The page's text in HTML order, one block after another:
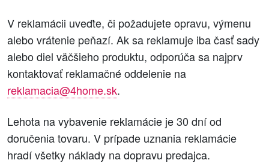
V reklamácii uveďte, či požadujete opravu, výmenu
alebo vrátenie peňazí. Ak sa reklamuje iba časť sady
alebo diel väčšieho produktu, odporúča sa najprv
kontaktovať reklamačné oddelenie na
reklamacia@4home.sk.
Lehota na vybavenie reklamácie je 30 dní od
doručenia tovaru. V prípade uznania reklamácie
hradí všetky náklady na dopravu predajca.